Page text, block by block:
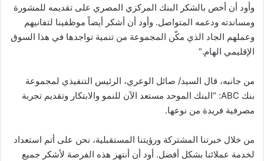
وأود أن أخص بالشكر البنك المركزي المصري على تقديمه للمشورة
ومساندته ودعمه المتواصل. وأود أن أشكر أيضاً موظفينا لتفانيهم
وعملهم الجاد الذي مكّن المجموعة من تنمية تواجدها في هذا السوق
الإقليمي الهام.”
من جانبه، قال السيد/ صائل الوعري، الرئيس التنفيذي لمجموعة
بنك ABC: “البنك الموحد مستعد الآن للنمو والابتكار وتقديم تجربة
مصرفية فريدة من نوعها.
من خلال خبرتنا المشتركة ورؤيتنا المستقبلية، نحن على أتم استعداد
لخدمة عملائنا بشكل أفضل. أود أن أنتهز هذه الفرصة لأشكر جميع